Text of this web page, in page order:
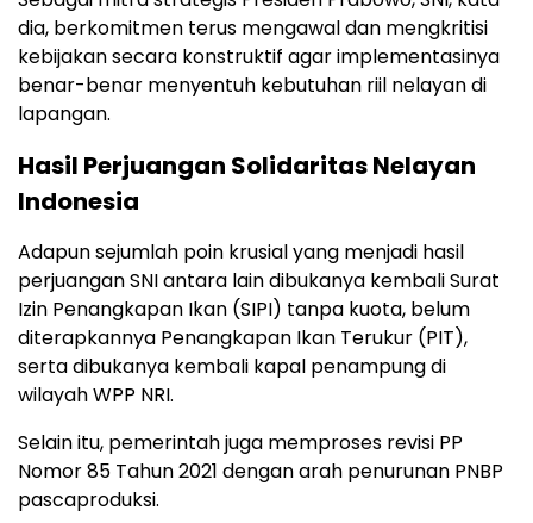
dia, berkomitmen terus mengawal dan mengkritisi
kebijakan secara konstruktif agar implementasinya
benar-benar menyentuh kebutuhan riil nelayan di
lapangan.
Hasil Perjuangan Solidaritas Nelayan
Indonesia
Adapun sejumlah poin krusial yang menjadi hasil
perjuangan SNI antara lain dibukanya kembali Surat
Izin Penangkapan Ikan (SIPI) tanpa kuota, belum
diterapkannya Penangkapan Ikan Terukur (PIT),
serta dibukanya kembali kapal penampung di
wilayah WPP NRI.
Selain itu, pemerintah juga memproses revisi PP
Nomor 85 Tahun 2021 dengan arah penurunan PNBP
pascaproduksi.